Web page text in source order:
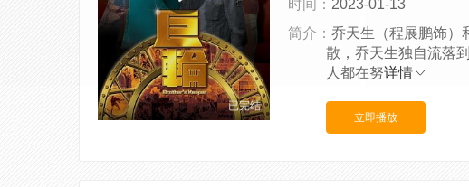
已完结
时间： 2023-01-13
简介： 乔天生（程展鹏饰）
散，乔天生独自流落
人都在努详情
立即播放